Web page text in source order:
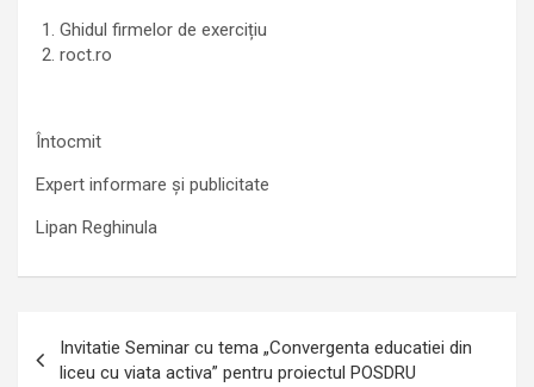
Ghidul firmelor de exercițiu
roct.ro
Întocmit
Expert informare și publicitate
Lipan Reghinula
în
Invitatie Seminar cu tema „Convergenta educatiei din
liceu cu viata activa” pentru proiectul POSDRU